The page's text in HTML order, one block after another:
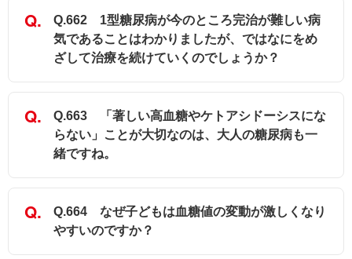
Q.662 1型糖尿病が今のところ完治が難しい病
気であることはわかりましたが、ではなにをめ
ざして治療を続けていくのでしょうか？
Q.663 「著しい高血糖やケトアシドーシスにな
らない」ことが大切なのは、大人の糖尿病も一
緒ですね。
Q.664 なぜ子どもは血糖値の変動が激しくなり
やすいのですか？